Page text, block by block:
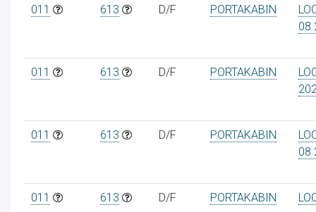
011 613 D/F PORTAKABIN
08
011 613 D/F PORTAKABIN
011 613 D/F PORTAKABIN
08
011 613 D/F PORTAKABIN